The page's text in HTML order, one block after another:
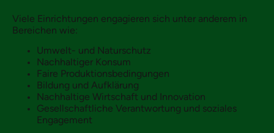
Viele Einrichtungen engagieren sich unter anderem in
Bereichen wie:
Umwelt- und Naturschutz
Nachhaltiger Konsum
Faire Produktionsbedingungen
Bildung und Aufklärung
Nachhaltige Wirtschaft und Innovation
Gesellschaftliche Verantwortung und soziales
Engagement